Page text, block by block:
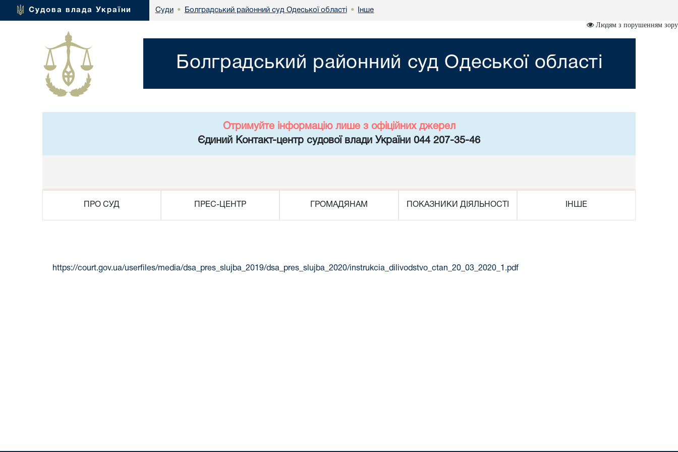
Судова влада України Суди • Болградський районний суд Одеської області • Інше
Людям з порушенням зору
Болградський районний суд Одеської області
Отримуйте інформацію лише з офіційних джерел
Єдиний Контакт-центр судової влади України 044 207-35-46
ПРО СУД ПРЕС-ЦЕНТР ГРОМАДЯНАМ ПОКАЗНИКИ ДІЯЛЬНОСТІ ІНШЕ
https://court.gov.ua/userfiles/media/dsa_pres_slujba_2019/dsa_pres_slujba_2020/instrukcia_dilivodstvo_ctan_20_03_2020_1.pdf